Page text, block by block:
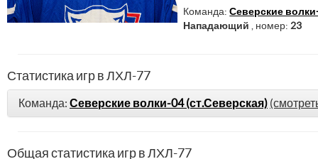
Команда:Северские
Нападающий , номер: 23
Статистика игр в ЛХЛ-77
Команда: Северские волки-04 (ст.Северская)
Общая статистика игр в ЛХЛ-77